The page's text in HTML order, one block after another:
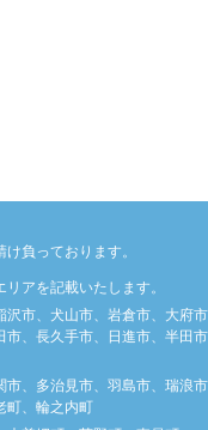
負っております。
アを記載いたします。
市、犬山市、岩倉市、大府
、長久手市、日進市、半
、多治見市、羽島市、瑞浪
町、輪之内町